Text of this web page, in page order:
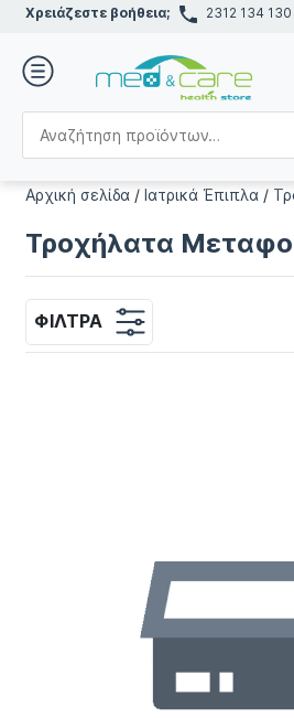
Χρειάζεστε βοήθεια; 2312 134 130
Αρχική σελίδα /Ιατρικά Έπιπλα /
Τροχήλατα
ΦΊΛΤΡΑ